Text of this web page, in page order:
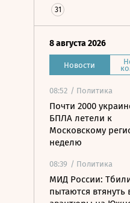
31
8 августа 2026
Новости
08:52 / Политика
Почти 2000
БПЛА летели к
Московскому
неделю
08:39 / Политика
МИД России:
пытаются втянуть